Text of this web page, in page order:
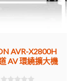
AVR-X2800H
AV 環繞擴大機